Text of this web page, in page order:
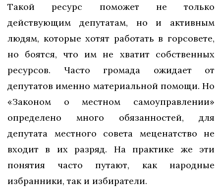
Такой ресурс поможет не только
действующим депутатам, но и активным
людям, которые хотят работать в горсовете,
но боятся, что им не хватит собственных
ресурсов. Часто громада ожидает от
депутатов именно материальной помощи. Но
«Законом о местном самоуправлении»
определено много обязанностей, для
депутата местного совета меценатство не
входит в их разряд. На практике же эти
понятия часто путают, как народные
избранники, так и избиратели.